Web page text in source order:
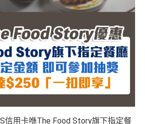
信用卡喺The Food Story旗下指定餐